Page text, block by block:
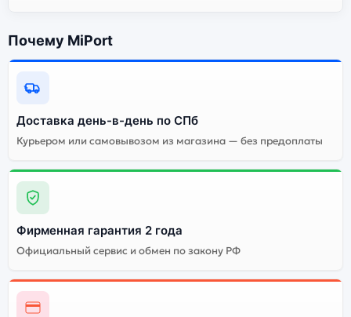
Почему MiPort
Доставка день-в-день по СПб
Курьером или самовывозом из магазина — без предоплаты
Фирменная гарантия 2 года
Официальный сервис и обмен по закону РФ